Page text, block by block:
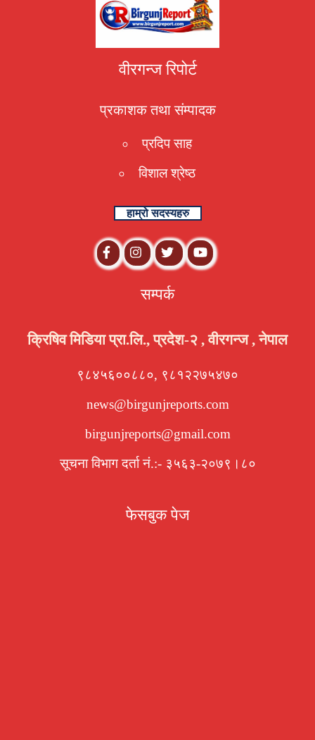
वीरगन्ज रिपोर्ट
प्रकाशक तथा संम्पादक
प्रदिप साह
विशाल श्रेष्ठ
हाम्रो सदस्यहरु
सम्पर्क
क्रिषिव मिडिया प्रा.लि., प्रदेश-२ , वीरगन्ज , नेपाल
९८४५६००८८०, ९८१२२७५४७०
news@birgunjreports.com
birgunjreports@gmail.com
सूचना विभाग दर्ता नं.:- ३५६३-२०७९।८०
फेसबुक पेज